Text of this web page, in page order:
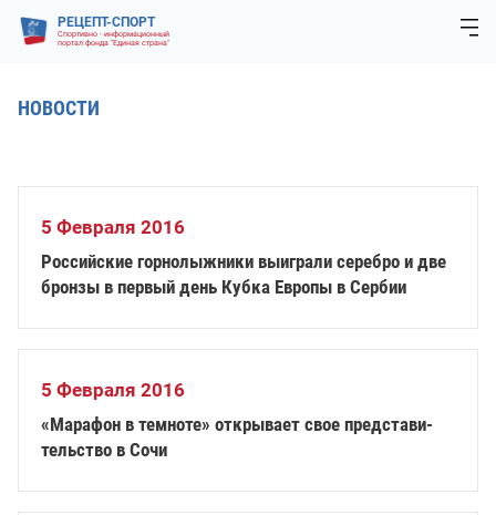
РЕЦЕПТ-СПОРТ
Спортивно - информационный
портал фонда "Единая страна"
НОВОСТИ
5 Февраля 2016
Российские горнолыжники выиграли серебро и две
бронзы в первый день Кубка Европы в Сербии
5 Февраля 2016
«Ма­ра­фон в тем­но­те» от­кры­ва­ет свое пред­ста­ви­
тель­ство в Со­чи